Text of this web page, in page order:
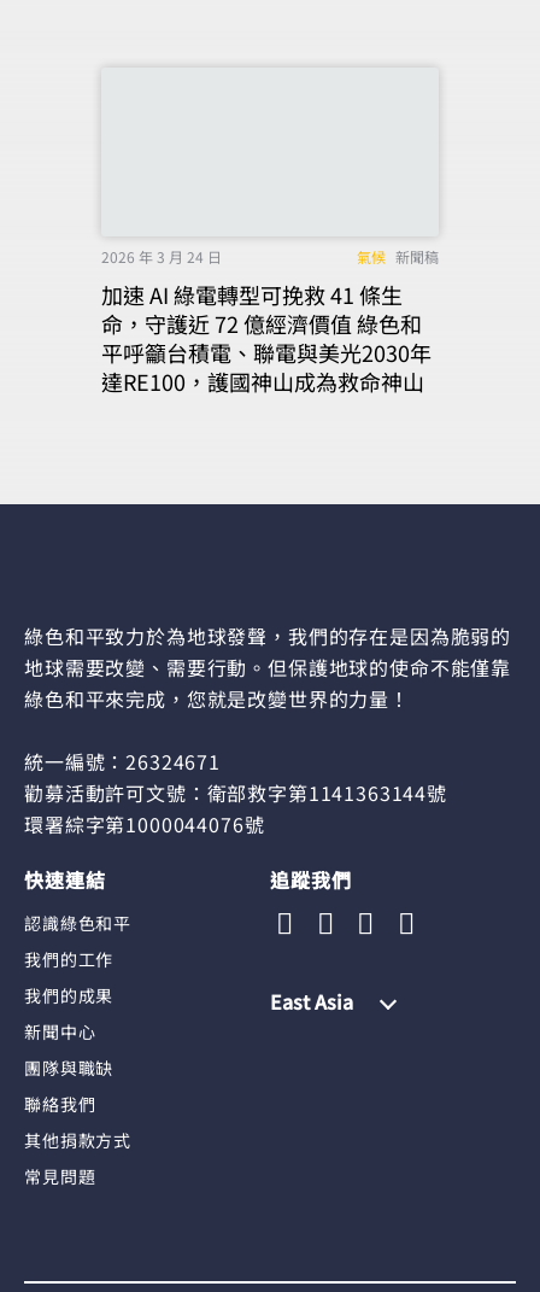
2026 年 3 月 24 日 氣候 新聞稿
加速 AI 綠電轉型可挽救 41 條生
命，守護近 72 億經濟價值 綠色和
平呼籲台積電、聯電與美光2030年
達RE100，護國神山成為救命神山
綠色和平致力於為地球發聲，我們的存在是因為脆弱的
地球需要改變、需要行動。但保護地球的使命不能僅靠
綠色和平來完成，您就是改變世界的力量！
統一編號：26324671
勸募活動許可文號：衛部救字第1141363144號
環署綜字第1000044076號
快速連結
認識綠色和平
我們的工作
我們的成果
新聞中心
團隊與職缺
聯絡我們
其他捐款方式
常見問題
追蹤我們
East Asia